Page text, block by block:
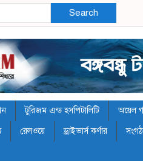
Search
টুরিজম এন্ড হসপিটালিটি অয়েল
রেলওয়ে ড্রাইভার্স কর্ণার